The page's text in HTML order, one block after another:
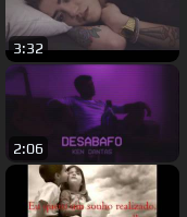
3:32
2:06